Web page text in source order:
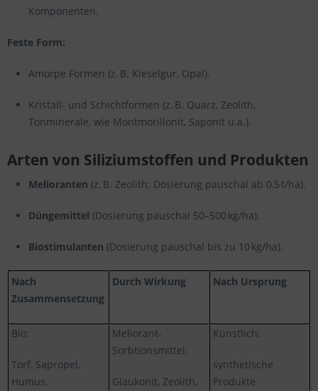
Komponenten.
Feste Form:
Amorpe Formen (z. B. Kieselgur, Opal).
Kristall- und Schichtformen (z. B. Quarz, Zeolith,
Tonminerale, wie Montmorillonit, Saponit u.a.).
Arten von Siliziumstoffen und Produkten
Melioranten (z. B. Zeolith; Dosierung pauschal ab 0,5 t/ha).
Düngemittel (Dosierung pauschal 50–500 kg/ha).
Biostimulanten (Dosierung pauschal bis zu 10 kg/ha).
Nach
Zusammensetzung
Durch Wirkung Nach Ursprung
Bio:
Torf, Sapropel,
Humus,
Meliorant-
Sorbtionsmittel:
Glaukonit, Zeolith,
Künstlich:
synthetische
Produkte